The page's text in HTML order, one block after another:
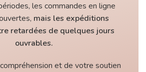
les commandes en ligne
mais les expéditions
retardées de quelques jours
ouvrables.
et de votre soutien